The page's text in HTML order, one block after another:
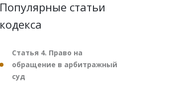
Популярные статьи
кодекса
Статья 4. Право на
обращение в арбитражный
суд